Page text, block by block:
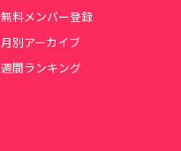
無料メンバー登録
月別アーカイブ
週間ランキング